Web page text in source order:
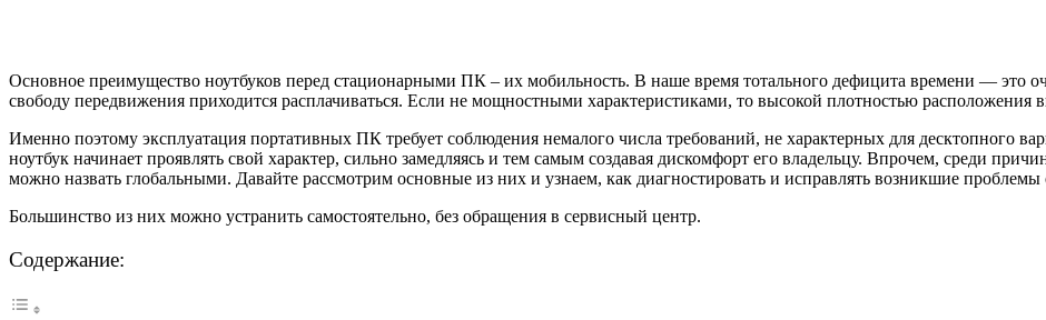
Основное преимущество ноутбуков перед стационарными ПК – их мобильность. В наше время тотального дефицита времени — это
свободу передвижения приходится расплачиваться. Если не мощностными характеристиками, то высокой плотностью расположения
Именно поэтому эксплуатация портативных ПК требует соблюдения немалого числа требований, не характерных для десктопного
ноутбук начинает проявлять свой характер, сильно замедляясь и тем самым создавая дискомфорт его владельцу. Впрочем, среди
можно назвать глобальными. Давайте рассмотрим основные из них и узнаем, как диагностировать и исправлять возникшие проблемы
Большинство из них можно устранить самостоятельно, без обращения в сервисный центр.
Содержание: